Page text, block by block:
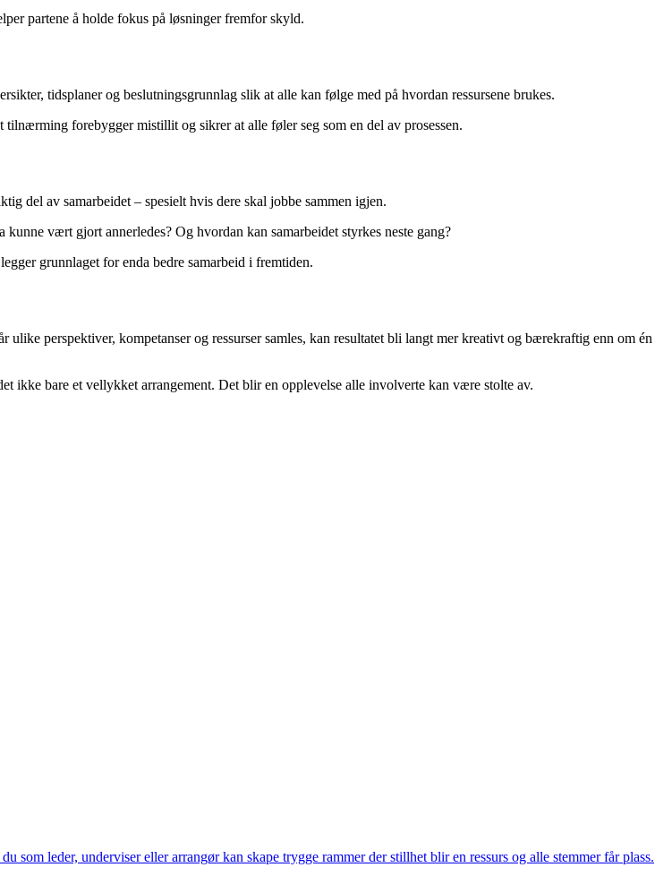
partene å holde fokus på løsninger fremfor skyld.
tidsplaner og beslutningsgrunnlag slik at alle kan følge med på hvordan ressursene brukes.
forebygger mistillit og sikrer at alle føler seg som en del av prosessen.
del av samarbeidet – spesielt hvis dere skal jobbe sammen igjen.
vært gjort annerledes? Og hvordan kan samarbeidet styrkes neste gang?
grunnlaget for enda bedre samarbeid i fremtiden.
perspektiver, kompetanser og ressurser samles, kan resultatet bli langt mer kreativt og bærekraftig enn om én
ikke bare et vellykket arrangement. Det blir en opplevelse alle involverte kan være stolte av.
leder, underviser eller arrangør kan skape trygge rammer der stillhet blir en ressurs og alle stemmer får plass.